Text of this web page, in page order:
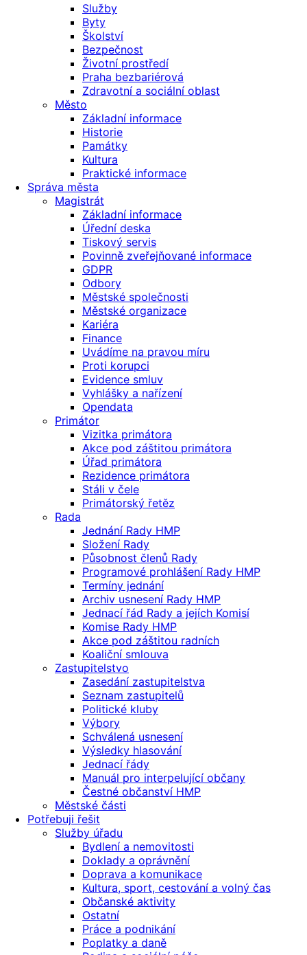
Služby
Byty
Školství
Bezpečnost
Životní prostředí
Praha bezbariérová
Zdravotní a sociální oblast
Město
Základní informace
Historie
Památky
Kultura
Praktické informace
Správa města
Magistrát
Základní informace
Úřední deska
Tiskový servis
Povinně zveřejňované informace
GDPR
Odbory
Městské společnosti
Městské organizace
Kariéra
Finance
Uvádíme na pravou míru
Proti korupci
Evidence smluv
Vyhlášky a nařízení
Opendata
Primátor
Vizitka primátora
Akce pod záštitou primátora
Úřad primátora
Rezidence primátora
Stáli v čele
Primátorský řetěz
Rada
Jednání Rady HMP
Složení Rady
Působnost členů Rady
Programové prohlášení Rady HMP
Termíny jednání
Archiv usnesení Rady HMP
Jednací řád Rady a jejích Komisí
Komise Rady HMP
Akce pod záštitou radních
Koaliční smlouva
Zastupitelstvo
Zasedání zastupitelstva
Seznam zastupitelů
Politické kluby
Výbory
Schválená usnesení
Výsledky hlasování
Jednací řády
Manuál pro interpelující občany
Čestné občanství HMP
Městské části
Potřebuji řešit
Služby úřadu
Bydlení a nemovitosti
Doklady a oprávnění
Doprava a komunikace
Kultura, sport, cestování a volný čas
Občanské aktivity
Ostatní
Práce a podnikání
Poplatky a daně